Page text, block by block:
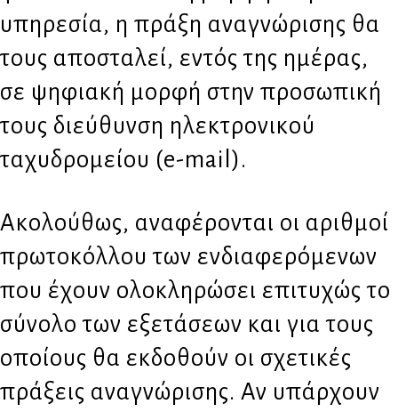
υπηρεσία, η πράξη αναγνώρισης θα
τους αποσταλεί, εντός της ημέρας,
σε ψηφιακή μορφή στην προσωπική
τους διεύθυνση ηλεκτρονικού
ταχυδρομείου (e-mail).
Ακολούθως, αναφέρονται οι αριθμοί
πρωτοκόλλου των ενδιαφερόμενων
που έχουν ολοκληρώσει επιτυχώς τo
σύνολο των εξετάσεων και για τους
οποίους θα εκδοθούν οι σχετικές
πράξεις αναγνώρισης. Αν υπάρχουν